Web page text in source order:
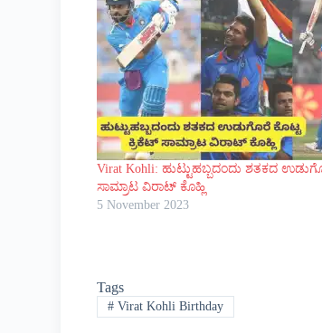
Virat Kohli: ಹುಟ್ಟುಹಬ್ಬದಂದು ಶತಕದ
ಸಾಮ್ರಾಟ ವಿರಾಟ್ ಕೊಹ್ಲಿ
5 November 2023
Tags
# Virat Kohli Birthday